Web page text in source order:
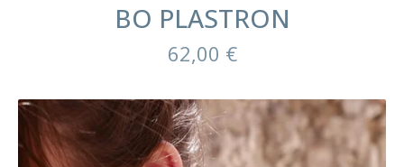
BO PLASTRON
62,00 €